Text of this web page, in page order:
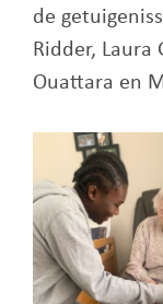
de
Ridder, Laura
Ouattara en